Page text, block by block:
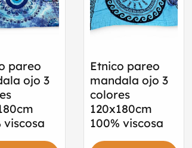
pareo
ojo 3
viscosa
Etnico pareo
mandala ojo 3
colores
120x180cm
100% viscosa